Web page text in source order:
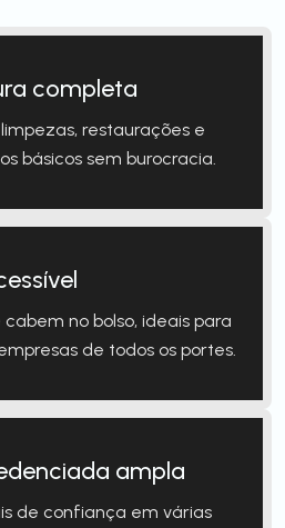
completa
restaurações e
básicos sem burocracia.
cabem no bolso, ideais para
de todos os portes.
ampla
de confiança em várias